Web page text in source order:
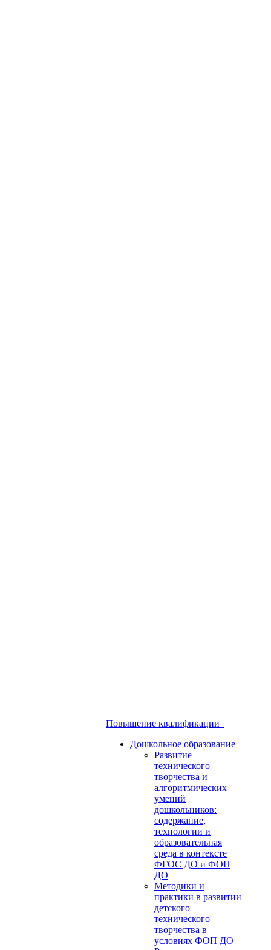
Повышение квалификации
Дошкольное образование
Развитие
технического
творчества и
алгоритмических
умений
дошкольников:
содержание,
технологии и
образовательная
среда в контексте
ФГОС ДО и ФОП
ДО
Методики и
практики в развитии
детского
технического
творчества в
условиях ФОП ДО